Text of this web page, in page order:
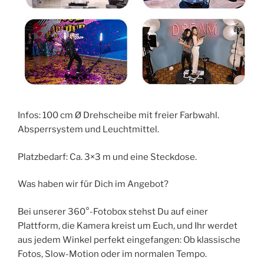
Infos: 100 cm Ø Drehscheibe mit freier Farbwahl.
Absperrsystem und Leuchtmittel.
Platzbedarf: Ca. 3×3 m und eine Steckdose.
Was haben wir für Dich im Angebot?
Bei unserer 360°-Fotobox stehst Du auf einer
Plattform, die Kamera kreist um Euch, und Ihr werdet
aus jedem Winkel perfekt eingefangen: Ob klassische
Fotos, Slow-Motion oder im normalen Tempo.